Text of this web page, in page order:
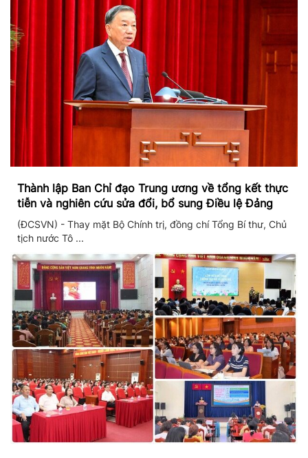
Thành lập Ban Chỉ đạo Trung ương về tổng kết thực
tiễn và nghiên cứu sửa đổi, bổ sung Điều lệ Đảng
(ĐCSVN) - Thay mặt Bộ Chính trị, đồng chí Tổng Bí thư, Chủ
tịch nước Tô ...